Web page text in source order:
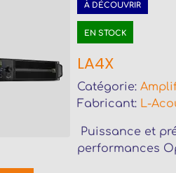
À DÉCOUVRIR
EN STOCK
LA4X
Catégorie:
Fabricant: L-
Puissance et
performances